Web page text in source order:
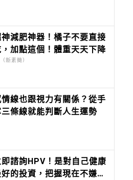
神減肥神器！橘子不要直接
，加點這個！體重天天下降
新素簡）
情線也跟視力有關係？從手
三條線就能判斷人生運勢
即諮詢HPV！是對自己健康
好的投資，把握現在不嫌